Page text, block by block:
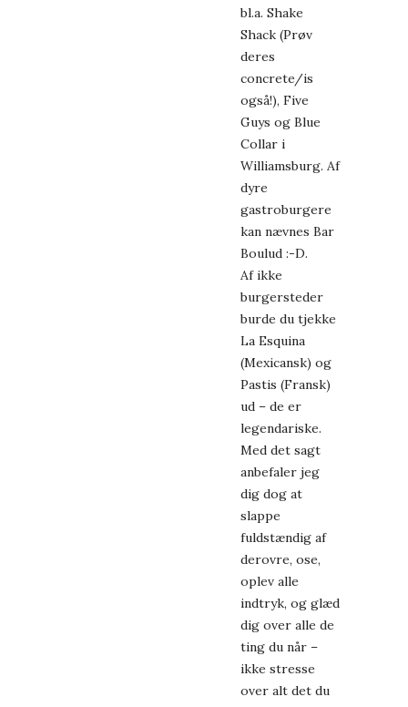
bl.a. Shake
Shack (Prøv
deres
concrete/is
også!), Five
Guys og Blue
Collar i
Williamsburg. Af
dyre
gastroburgere
kan nævnes Bar
Boulud :-D.
Af ikke
burgersteder
burde du tjekke
La Esquina
(Mexicansk) og
Pastis (Fransk)
ud – de er
legendariske.
Med det sagt
anbefaler jeg
dig dog at
slappe
fuldstændig af
derovre, ose,
oplev alle
indtryk, og glæd
dig over alle de
ting du når –
ikke stresse
over alt det du